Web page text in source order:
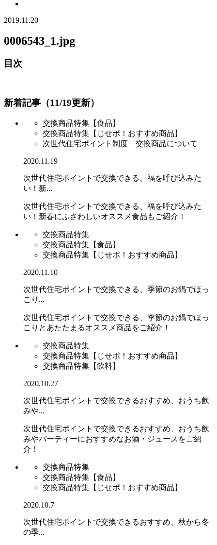
2019.11.20
0006543_1.jpg
目次
新着記事（11/19更新）
交換商品特集【食品】
交換商品特集【じせポ！おすすめ商品】
次世代住宅ポイント制度 交換商品について
2020.11.19
次世代住宅ポイントで交換できる、福を呼び込みた
い！新...
次世代住宅ポイントで交換できる、福を呼び込みた
い！新春にふさわしいオススメ食品もご紹介！
交換商品特集
交換商品特集【食品】
交換商品特集【じせポ！おすすめ商品】
2020.11.10
次世代住宅ポイントで交換できる、季節のお鍋でほっ
こり...
次世代住宅ポイントで交換できる、季節のお鍋でほっ
こりとあたたまるオススメ商品をご紹介！
交換商品特集
交換商品特集【じせポ！おすすめ商品】
交換商品特集【飲料】
2020.10.27
次世代住宅ポイントで交換できるおすすめ、おうち飲
みや...
次世代住宅ポイントで交換できるおすすめ、おうち飲
みやパーティーにおすすめなお酒・ジュースをご紹
介！
交換商品特集
交換商品特集【食品】
交換商品特集【じせポ！おすすめ商品】
2020.10.7
次世代住宅ポイントで交換できるおすすめ、秋から冬
の季...